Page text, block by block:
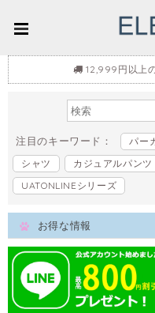
12,999円以上
注目のキーワード： パー
シャツ
カジュアルパンツ
UATONLINEシリーズ
お得な情報